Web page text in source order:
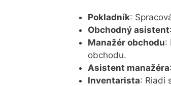
Pokladník:
Obchodný asistent
Manažér obchodu:
obchodu.
Asistent manažéra
Inventarista: Riadi